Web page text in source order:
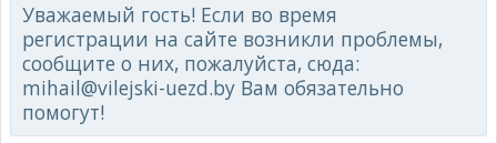
Уважаемый гость! Если во время
регистрации на сайте возникли проблемы,
сообщите о них, пожалуйста, сюда:
mihail@vilejski-uezd.by Вам обязательно
помогут!